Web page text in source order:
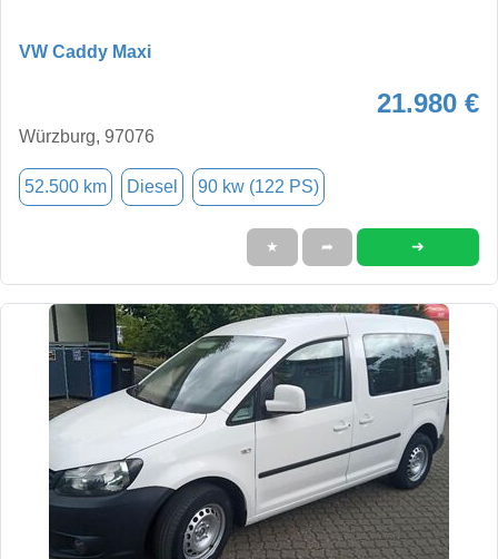
VW Caddy Maxi
21.980 €
Würzburg, 97076
52.500 km Diesel 90 kw (122 PS)
★ ➦ ➜